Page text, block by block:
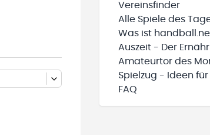
Vereinsfinder
Alle Spiele des
Was ist
Auszeit - Der
Amateurtor des
Spielzug - Ideen
FAQ